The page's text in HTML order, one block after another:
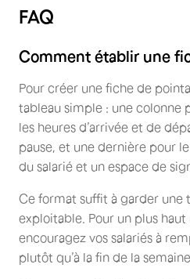
FAQ
Comment établir une
Pour créer une fiche de
tableau simple : une colonne
les heures d’arrivée et de
pause, et une dernière pour
du salarié et un espace de
Ce format suffit à garder une
exploitable. Pour un plus haut
encouragez vos salariés à
plutôt qu’à la fin de la semaine.